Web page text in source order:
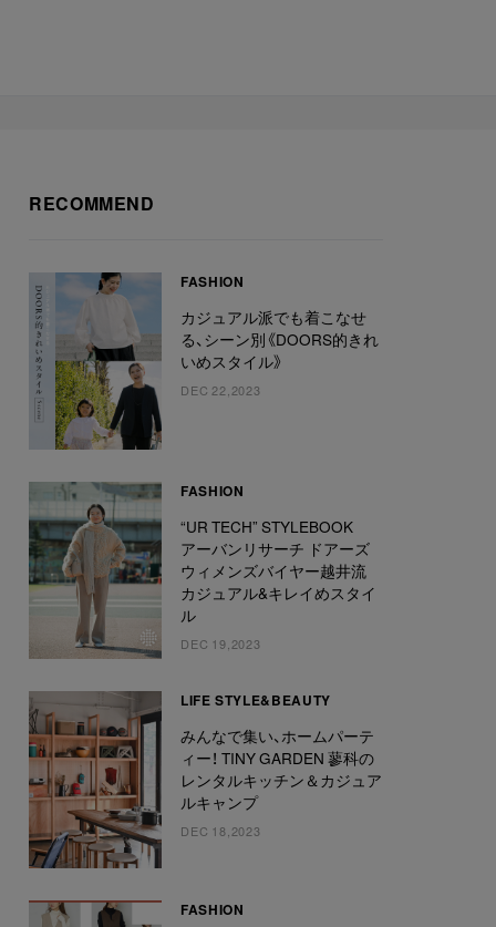
RECOMMEND
FASHION
カジュアル派でも着こなせ
る、シーン別《DOORS的きれ
いめスタイル》
DEC 22,2023
FASHION
“UR TECH” STYLEBOOK
アーバンリサーチ ドアーズ
ウィメンズバイヤー越井流
カジュアル&キレイめスタイ
ル
DEC 19,2023
LIFE STYLE&BEAUTY
みんなで集い、ホームパーテ
ィー！ TINY GARDEN 蓼科の
レンタルキッチン＆カジュア
ルキャンプ
DEC 18,2023
FASHION